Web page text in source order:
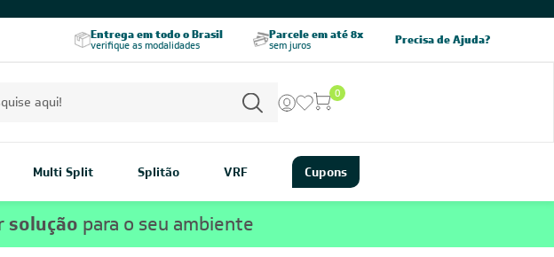
Precisa de Ajuda?
Leveros Entrega em todo o Brasil
verifique as modalidades
Parcele em até 8x
sem juros
5% OFF no PIX
pagamento à vista
0
Multi Split Splitão VRF Cupons
solução para o seu ambiente